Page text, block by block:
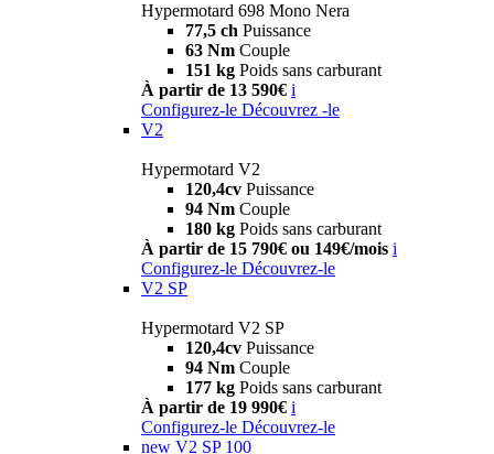
Hypermotard 698 Mono Nera
77,5 ch Puissance
63 Nm Couple
151 kg Poids sans carburant
À partir de 13 590€ i
Configurez-le Découvrez -le
V2
Hypermotard V2
120,4cv Puissance
94 Nm Couple
180 kg Poids sans carburant
À partir de 15 790€ ou 149€/mois i
Configurez-le Découvrez-le
V2 SP
Hypermotard V2 SP
120,4cv Puissance
94 Nm Couple
177 kg Poids sans carburant
À partir de 19 990€ i
Configurez-le Découvrez-le
new V2 SP 100